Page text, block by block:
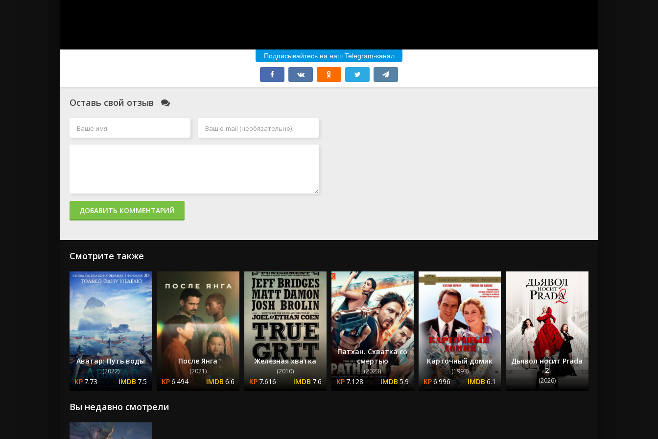
Подписывайтесь на наш Telegram-канал
Оставь свой отзыв
ДОБАВИТЬ КОММЕНТАРИЙ
Смотрите также
Аватар: Путь воды
(2022)
7.73 7.5
После Янга
(2021)
6.494 6.6
Железная хватка
(2010)
7.616 7.6
Патхан. Схватка со
смертью
(2023)
7.128 5.9
Карточный домик
(1993)
6.996 6.1
Дьявол носит Prada
2
(2026)
Вы недавно смотрели